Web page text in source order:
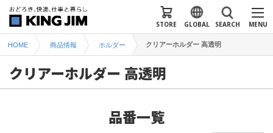
MENU
SEARCH
GLOBAL
STORE
HOME 商品情報 ホルダー クリアーホルダー 高透明
クリアーホルダー 高透明
品番一覧